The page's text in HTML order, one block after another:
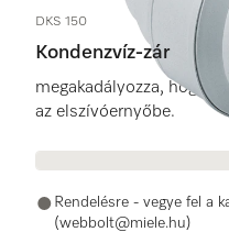
DKS 150
Kondenzvíz-zár
megakadályozza, hogy a
az elszívóernyőbe.
Rendelésre - vegye fel a
(webbolt@miele.hu)